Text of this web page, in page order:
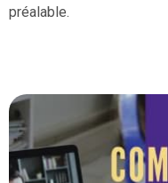
préalable.